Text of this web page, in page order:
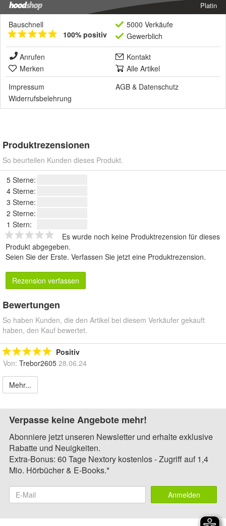
Platin
Bauschnell
100% positiv
5000 Verkäufe
Gewerblich
Anrufen
Kontakt
Merken
Alle Artikel
Impressum
AGB & Datenschutz
Widerrufsbelehrung
Produktrezensionen
So beurteilen Kunden dieses Produkt.
5 Sterne:
4 Sterne:
3 Sterne:
2 Sterne:
1 Stern:
Es wurde noch keine Produktrezension für dieses
Produkt abgegeben.
Seien Sie der Erste. Verfassen Sie jetzt eine Produktrezension.
Rezension verfassen
Bewertungen
So haben Kunden, die den Artikel bei diesem Verkäufer gekauft
haben, den Kauf bewertet.
Positiv
Von: Trebor2605 28.06.24
Mehr...
Verpasse keine Angebote mehr!
Abonniere jetzt unseren Newsletter und erhalte exklusive
Rabatte und Neuigkeiten.
Extra-Bonus: 60 Tage Nextory kostenlos - Zugriff auf 1,4
Mio. Hörbücher & E-Books.*
Anmelden